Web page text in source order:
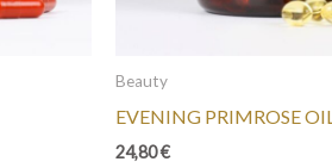
Beauty
EVENING PRIMROSE OIL
24,80€